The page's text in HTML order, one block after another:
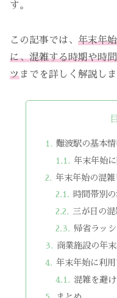
す。
この記事では、 年末年
に、混雑する時期や時
ツまでを詳しく解説しま
難波駅の基本
年末年始
年末年始の混雑
時間帯別
三が日の
帰省ラッ
商業施設の年
年末年始に利
混雑を避